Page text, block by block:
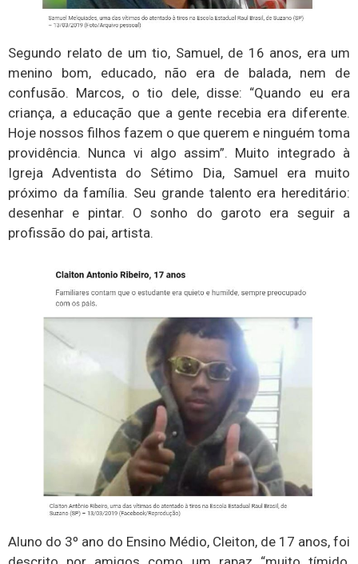
Segundo relato de um tio, Samuel, de 16 anos, era um
menino bom, educado, não era de balada, nem de
confusão. Marcos, o tio dele, disse: “Quando eu era
criança, a educação que a gente recebia era diferente.
Hoje nossos filhos fazem o que querem e ninguém toma
providência. Nunca vi algo assim”. Muito integrado à
Igreja Adventista do Sétimo Dia, Samuel era muito
próximo da família. Seu grande talento era hereditário:
desenhar e pintar. O sonho do garoto era seguir a
profissão do pai, artista.
Aluno do 3º ano do Ensino Médio, Cleiton, de 17 anos, foi